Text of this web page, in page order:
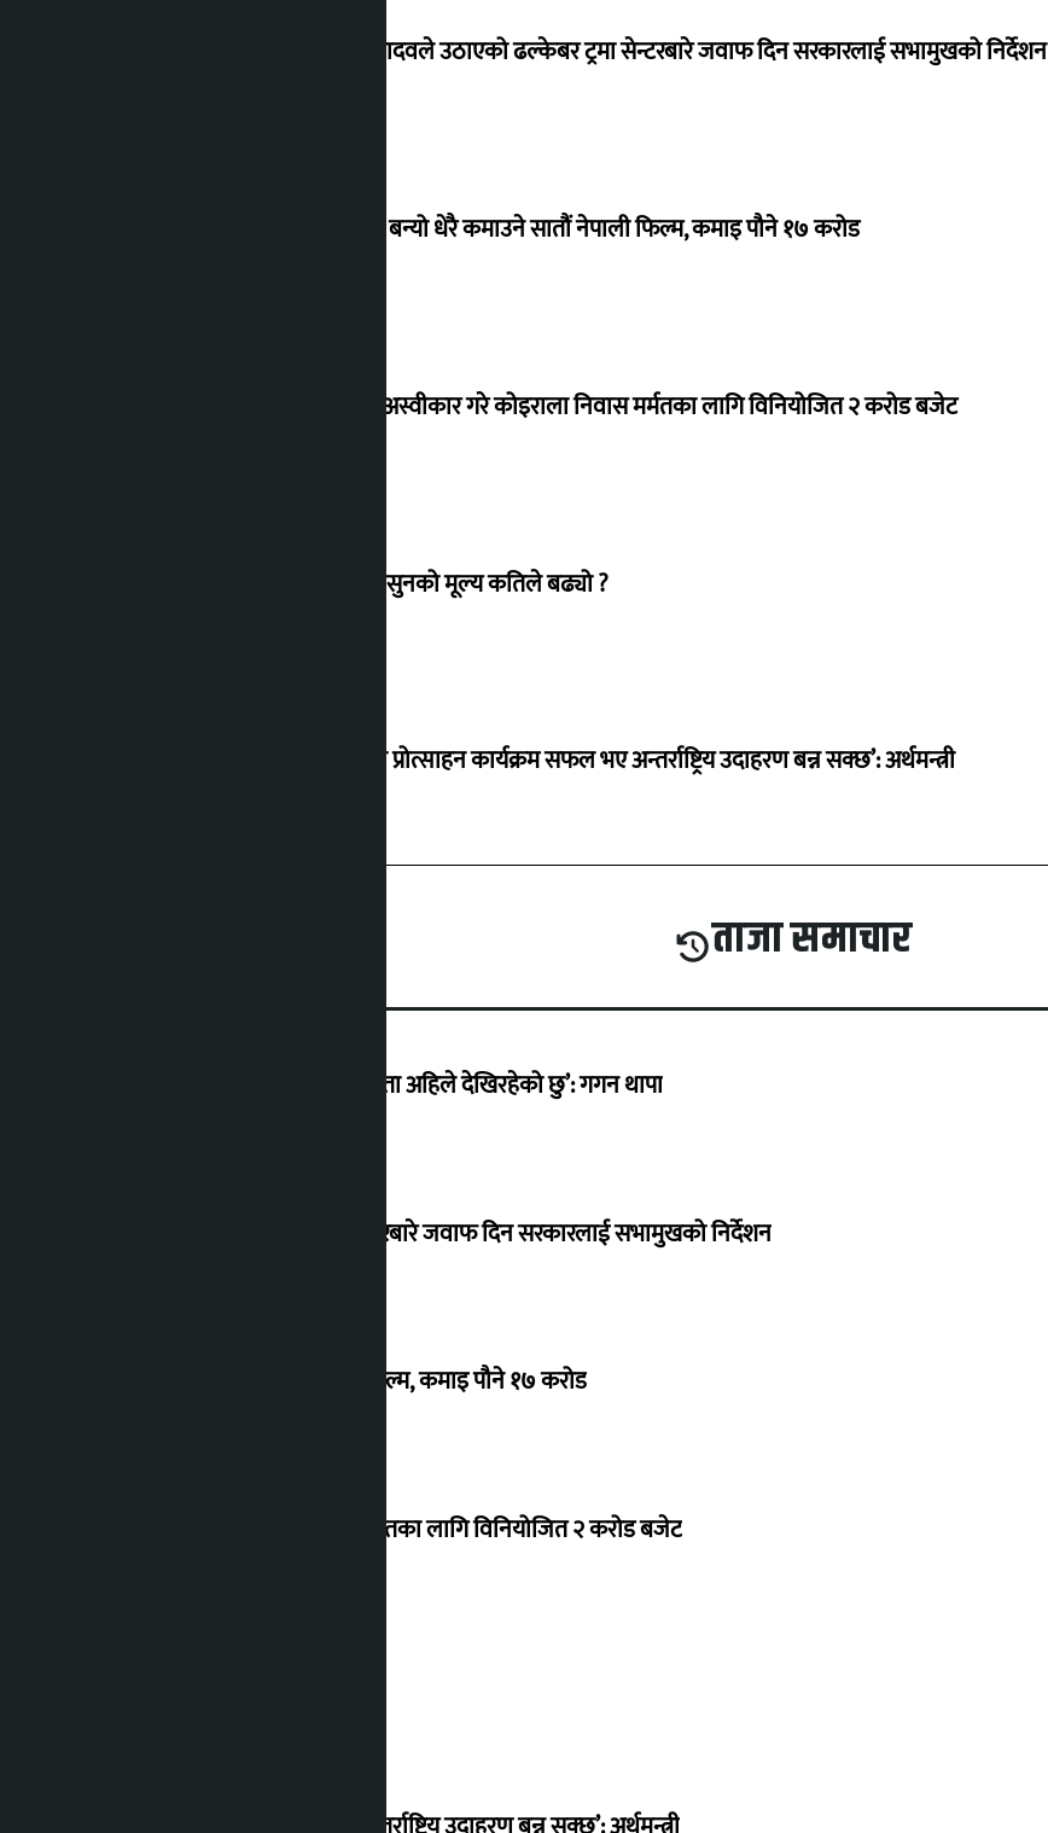
सांसद यादवले उठाएको ढल्केबर ट्रमा सेन्टरबारे जवाफ दिन सरकारलाई सभामुखको निर्देशन
‘गौंथली’ बन्यो धेरै कमाउने सातौं नेपाली फिल्म, कमाइ पौने १७ करोड
शेखरले अस्वीकार गरे कोइराला निवास मर्मतका लागि विनियोजित २ करोड बजेट
शुक्रबार सुनको मूल्य कतिले बढ्यो ?
‘करदाता प्रोत्साहन कार्यक्रम सफल भए अन्तर्राष्ट्रिय उदाहरण बन्न सक्छ’: अर्थमन्त्री
ताजा समाचार
‘देशमा कहिल्यै नभएको शासकीय अराजकता अहिले देखिरहेको छु’: गगन थापा
सांसद यादवले उठाएको ढल्केबर ट्रमा सेन्टरबारे जवाफ दिन सरकारलाई सभामुखको निर्देशन
‘गौंथली’ बन्यो धेरै कमाउने सातौं नेपाली फिल्म, कमाइ पौने १७ करोड
शेखरले अस्वीकार गरे कोइराला निवास मर्मतका लागि विनियोजित २ करोड बजेट